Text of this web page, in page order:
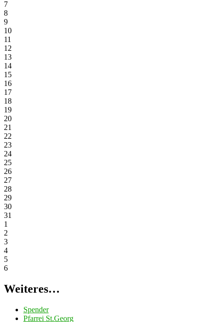
7
8
9
10
11
12
13
14
15
16
17
18
19
20
21
22
23
24
25
26
27
28
29
30
31
1
2
3
4
5
6
Weiteres…
Spender
Pfarrei St.Georg